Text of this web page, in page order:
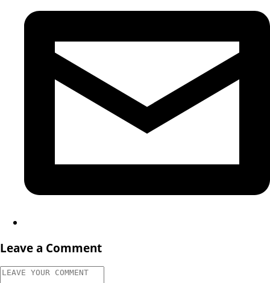
Leave a Comment